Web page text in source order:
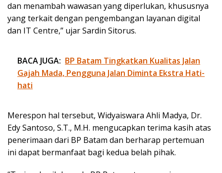
dan menambah wawasan yang diperlukan, khususnya
yang terkait dengan pengembangan layanan digital
dan IT Centre,” ujar Sardin Sitorus.
BACA JUGA: BP Batam Tingkatkan Kualitas Jalan
Gajah Mada, Pengguna Jalan Diminta Ekstra Hati-
hati
Merespon hal tersebut, Widyaiswara Ahli Madya, Dr.
Edy Santoso, S.T., M.H. mengucapkan terima kasih atas
penerimaan dari BP Batam dan berharap pertemuan
ini dapat bermanfaat bagi kedua belah pihak.